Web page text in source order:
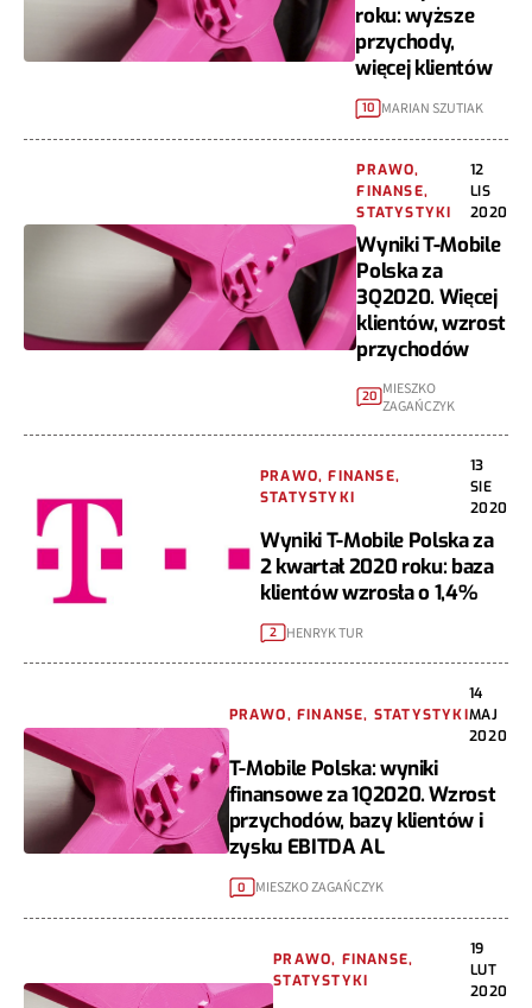
roku: wyższe
przychody,
więcej klientów
10 MARIAN SZUTIAK
PRAWO,
FINANSE,
STATYSTYKI
12
LIS
2020
Wyniki T-Mobile
Polska za
3Q2020. Więcej
klientów, wzrost
przychodów
20 MIESZKO
ZAGAŃCZYK
PRAWO, FINANSE,
STATYSTYKI
13
SIE
2020
Wyniki T-Mobile Polska za
2 kwartał 2020 roku: baza
klientów wzrosła o 1,4%
2 HENRYK TUR
PRAWO, FINANSE, STATYSTYKI
14
MAJ
2020
T-Mobile Polska: wyniki
finansowe za 1Q2020. Wzrost
przychodów, bazy klientów i
zysku EBITDA AL
0 MIESZKO ZAGAŃCZYK
PRAWO, FINANSE,
STATYSTYKI
19
LUT
2020